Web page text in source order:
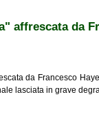
affrescata da
da Francesco
lasciata in grave